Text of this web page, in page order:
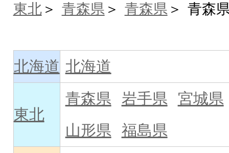
東北
青森県 青森県 青森
北海道 北海道
東北
青森県 岩手県
宮城県
山形県 福島県